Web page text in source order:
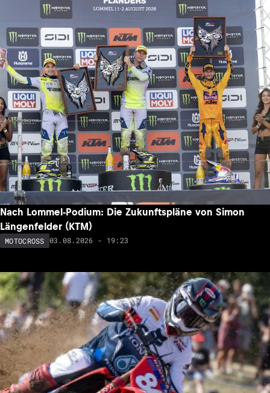
Nach Lommel-Podium: Die Zukunftspläne von Simon
Längenfelder (KTM)
MOTOCROSS 03.08.2026 - 19:23